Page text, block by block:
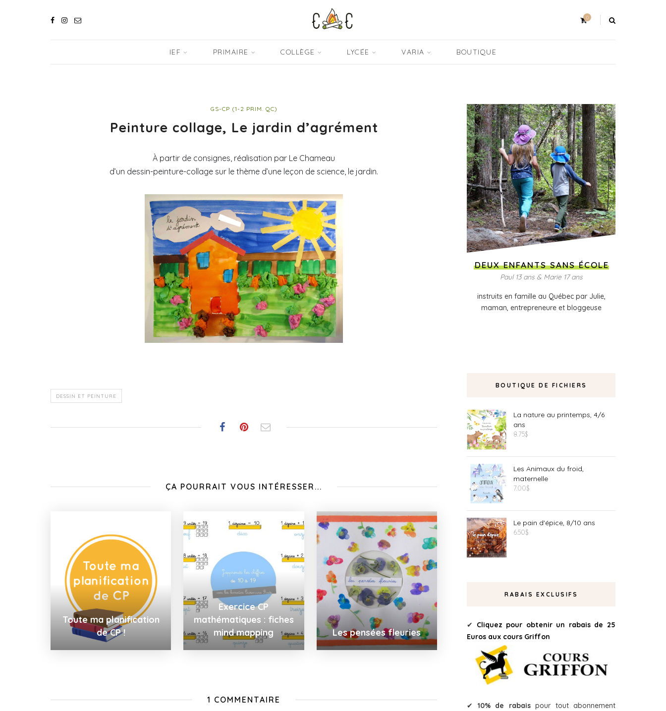
0
IEF PRIMAIRE COLLÈGE LYCÉE VARIA BOUTIQUE
GS-CP (1-2 PRIM. QC)
Peinture collage, Le jardin d’agrément
À partir de consignes, réalisation par Le Chameau
d’un dessin-peinture-collage sur le thème d’une leçon de science, le jardin.
DESSIN ET PEINTURE
ÇA POURRAIT VOUS INTÉRESSER...
Toute ma planification
de CP !
Exercice CP
mathématiques : fiches
mind mapping
Les pensées fleuries
1 COMMENTAIRE
DEUX ENFANTS SANS ÉCOLE
Paul 13 ans & Marie 17 ans
instruits en famille au Québec par Julie,
maman, entrepreneure et bloggeuse
BOUTIQUE DE FICHIERS
La nature au printemps, 4/6
ans
8.75$
Les Animaux du froid,
maternelle
7.00$
Le pain d'épice, 8/10 ans
6.50$
RABAIS EXCLUSIFS
✔ Cliquez pour obtenir un rabais de 25
Euros aux cours Griffon
✔ 10% de rabaispour tout abonnement